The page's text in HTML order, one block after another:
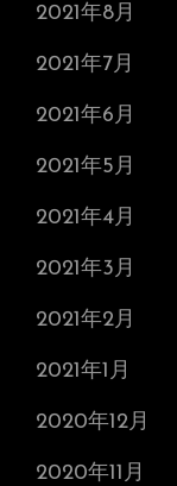
2021年8月
2021年7月
2021年6月
2021年5月
2021年4月
2021年3月
2021年2月
2021年1月
2020年12月
2020年11月